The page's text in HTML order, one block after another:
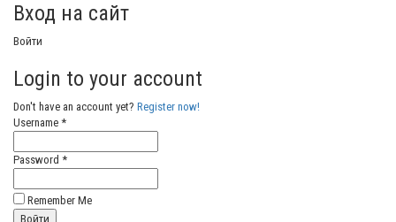
Вход на сайт
Войти
Login to your account
Don't have an account yet? Register now!
Username *
Password *
Remember Me